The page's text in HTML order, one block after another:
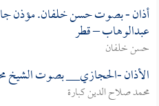
أذان - بصوت حسن خلفان. مؤذن
عبدالوهاب – قطر
حسن خلفان
الأذان -الحجازي__ بصوت الشيخ
محمد صلاح الدين كبارة